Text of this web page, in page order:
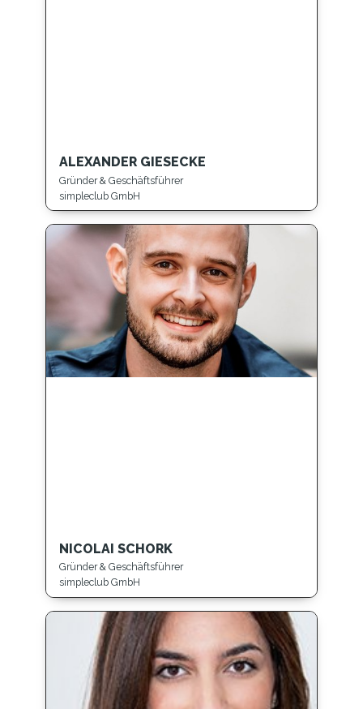
ALEXANDER GIESECKE
Gründer & Geschäftsführer
simpleclub GmbH
NICOLAI SCHORK
Gründer & Geschäftsführer
simpleclub GmbH